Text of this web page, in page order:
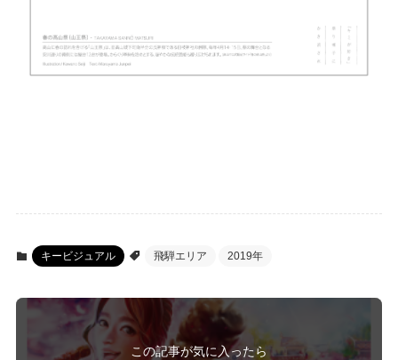
キービジュアル 飛騨エリア 2019年
この記事が気に入ったら